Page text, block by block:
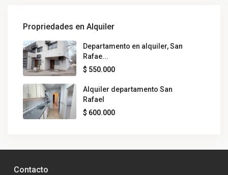
Propriedades en Alquiler
Departamento en alquiler, San
Rafae...
$ 550.000
Alquiler departamento San
Rafael
$ 600.000
Contacto